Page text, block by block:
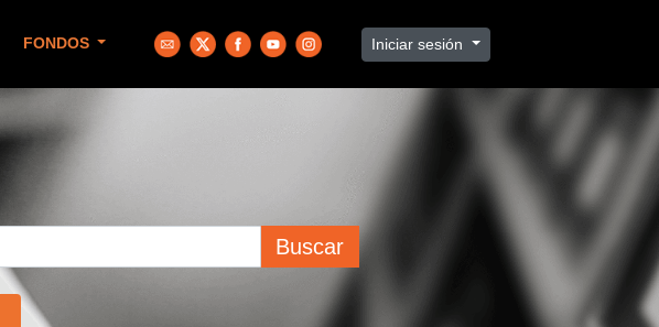
FONDOS Iniciar sesión
Buscar